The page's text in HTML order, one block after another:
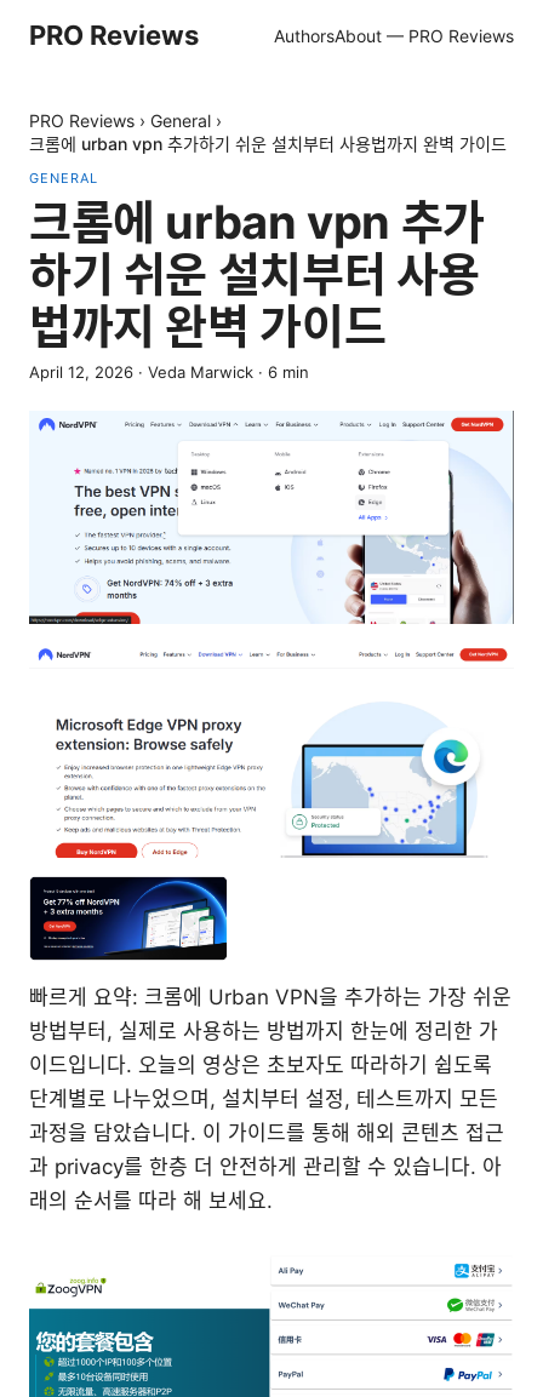
PRO Reviews AuthorsAbout — PRO Reviews
PRO Reviews › General ›
크롬에 urban vpn 추가하기 쉬운 설치부터 사용법까지 완벽 가이드
GENERAL
크롬에 urban vpn 추가
하기 쉬운 설치부터 사용
법까지 완벽 가이드
April 12, 2026 · Veda Marwick · 6 min
빠르게 요약: 크롬에 Urban VPN을 추가하는 가장 쉬운
방법부터, 실제로 사용하는 방법까지 한눈에 정리한 가
이드입니다. 오늘의 영상은 초보자도 따라하기 쉽도록
단계별로 나누었으며, 설치부터 설정, 테스트까지 모든
과정을 담았습니다. 이 가이드를 통해 해외 콘텐츠 접근
과 privacy를 한층 더 안전하게 관리할 수 있습니다. 아
래의 순서를 따라 해 보세요.